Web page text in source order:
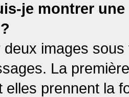
je montrer
deux images
La
elles prennent la